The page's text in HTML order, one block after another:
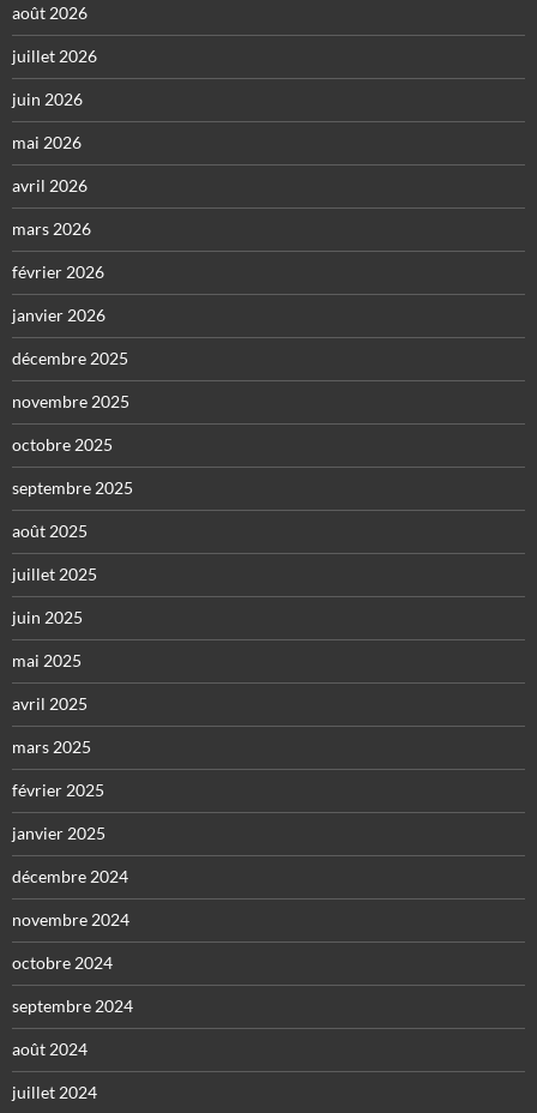
août 2026
juillet 2026
juin 2026
mai 2026
avril 2026
mars 2026
février 2026
janvier 2026
décembre 2025
novembre 2025
octobre 2025
septembre 2025
août 2025
juillet 2025
juin 2025
mai 2025
avril 2025
mars 2025
février 2025
janvier 2025
décembre 2024
novembre 2024
octobre 2024
septembre 2024
août 2024
juillet 2024